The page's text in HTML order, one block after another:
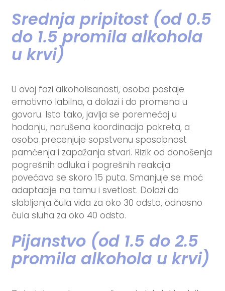
Srednja pripitost (od 0.5
do 1.5 promila alkohola
u krvi)
U ovoj fazi alkoholisanosti, osoba postaje
emotivno labilna, a dolazi i do promena u
govoru. Isto tako, javlja se poremećaj u
hodanju, narušena koordinacija pokreta, a
osoba precenjuje sopstvenu sposobnost
pamćenja i zapažanja stvari. Rizik od donošenja
pogrešnih odluka i pogrešnih reakcija
povećava se skoro 15 puta. Smanjuje se moć
adaptacije na tamu i svetlost. Dolazi do
slabljenja čula vida za oko 30 odsto, odnosno
čula sluha za oko 40 odsto.
Pijanstvo (od 1.5 do 2.5
promila alkohola u krvi)